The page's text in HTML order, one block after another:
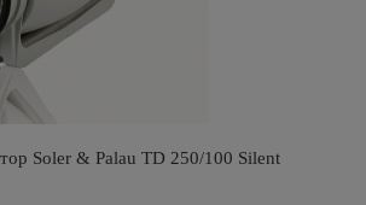
Soler & Palau TD 250/100 Silent